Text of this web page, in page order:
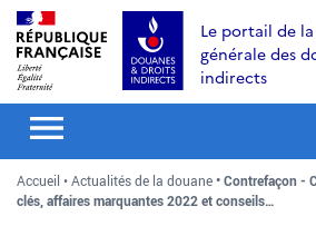
Aller
au
contenu
Aller
recherche
Aller
au
menu
Le portail de
générale des
indirects
Accueil Actualités de la douane
Contrefaçon -
clés, affaires marquantes 2022 et conseils…